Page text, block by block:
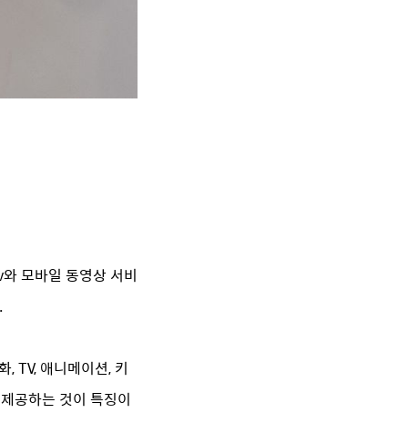
모바일 동영상 서비
TV, 애니메이션, 키
공하는 것이 특징이